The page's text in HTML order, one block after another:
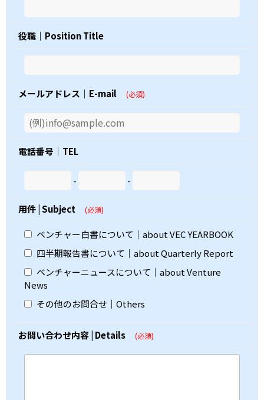
役職｜Position Title
メールアドレス｜E-mail (必須)
電話番号｜TEL
- -
用件 | Subject (必須)
ベンチャー白書について｜about VEC YEARBOOK
四半期報告書について｜about Quarterly Report
ベンチャーニュースについて｜about Venture
News
その他のお問合せ｜Others
お問い合わせ内容 | Details (必須)